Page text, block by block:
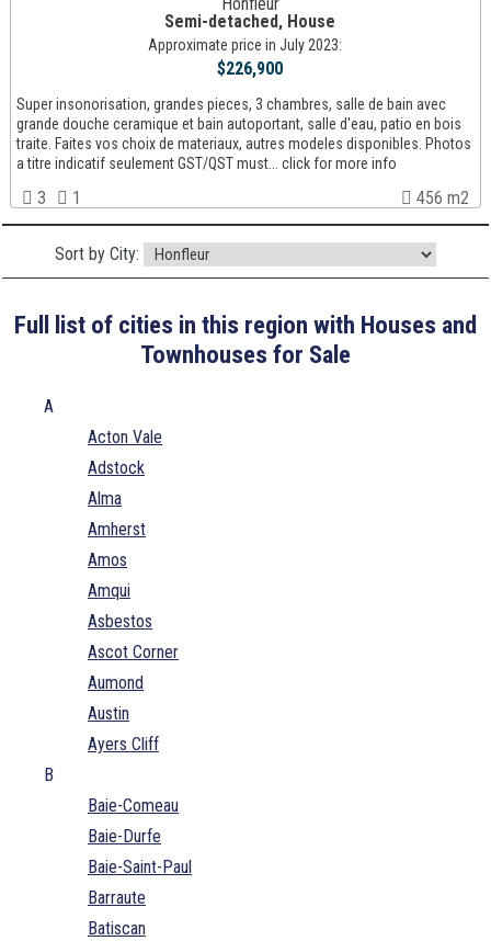
Semi-detached, House
Approximate price in July 2023:
$226,900
Super insonorisation, grandes pieces, 3 chambres, salle de bain avec
grande douche ceramique et bain autoportant, salle d'eau, patio en bois
traite. Faites vos choix de materiaux, autres modeles disponibles. Photos
a titre indicatif seulement GST/QST must... click for more info
3 1 456 m2
Sort by City:
Full list of cities in this region with Houses and
Townhouses for Sale
A
Acton Vale
Adstock
Alma
Amherst
Amos
Amqui
Asbestos
Ascot Corner
Aumond
Austin
Ayers Cliff
B
Baie-Comeau
Baie-Durfe
Baie-Saint-Paul
Barraute
Batiscan